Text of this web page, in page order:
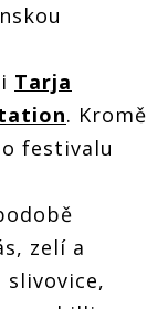
Tarja
. Kromě
festivalu
zelí a
slivovice,